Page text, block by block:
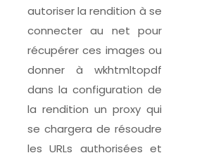
autoriser la rendition à se
connecter au net pour
récupérer ces images ou
donner à wkhtmltopdf
dans la configuration de
la rendition un proxy qui
se chargera de résoudre
les URLs authorisées et